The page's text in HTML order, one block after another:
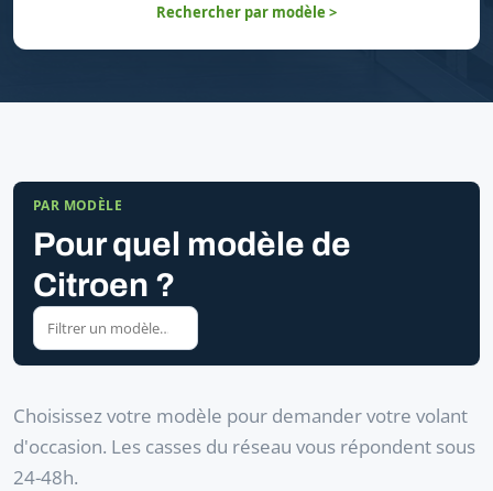
Rechercher par modèle >
PAR MODÈLE
Pour quel modèle de
Citroen ?
Choisissez votre modèle pour demander votre volant
d'occasion. Les casses du réseau vous répondent sous
24-48h.